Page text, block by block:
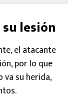
su lesión
el atacante
por lo que
su herida,